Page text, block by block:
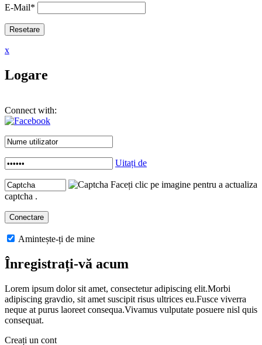
E-Mail*
x
Logare
Connect with:
Uitați de
Faceți clic pe imagine pentru a actualiza
captcha .
Amintește-ți de mine
Înregistrați-vă acum
Lorem ipsum dolor sit amet, consectetur adipiscing elit.Morbi
adipiscing gravdio, sit amet suscipit risus ultrices eu.Fusce viverra
neque at purus laoreet consequa.Vivamus vulputate posuere nisl quis
consequat.
Creați un cont